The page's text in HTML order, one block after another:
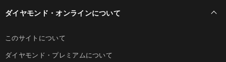
ダイヤモンド・オンラインについて
このサイトについて
ダイヤモンド・プレミアムについて